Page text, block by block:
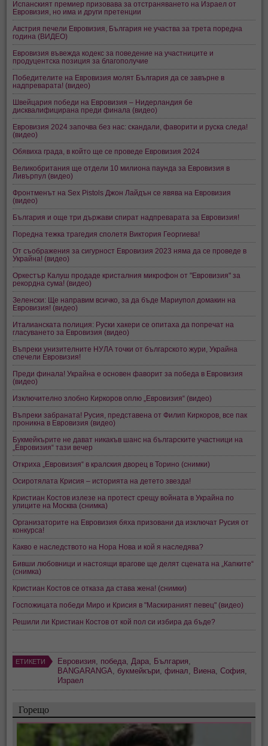
Испанският премиер призовава за отстраняването на Израел от
Евровизия, но има и други претенции
Австрия печели Евровизия, България не участва за трета поредна
година (ВИДЕО)
Евровизия въвежда кодекс за поведение на участниците и
продуцентска позиция за благополучие
Победителите на Евровизия молят България да се завърне в
надпреварата! (видео)
Швейцария победи на Евровизия – Нидерландия бе
дисквалифицирана преди финала (видео)
Евровизия 2024 започва без нас: скандали, фаворити и руска следа!
(видео)
Обявиха града, в който ще се проведе Евровизия 2024
Великобритания ще отдели 10 милиона паунда за Евровизия в
Ливърпул (видео)
Фронтменът на Sex Pistols Джон Лайдън се явява на Евровизия
(видео)
България и още три държави спират надпреварата за Евровизия!
Поредна тежка трагедия сполетя Виктория Георгиева!
От съображения за сигурност Евровизия 2023 няма да се проведе в
Украйна! (видео)
Оркестър Калуш продаде кристалния микрофон от "Евровизия" за
рекордна сума! (видео)
Зеленски: Ще направим всичко, за да бъде Мариупол домакин на
Евровизия! (видео)
Италианската полиция: Руски хакери се опитаха да попречат на
гласуването за Евровизия (видео)
Въпреки унизителните НУЛА точки от българското жури, Украйна
спечели Евровизия!
Преди финала! Украйна е основен фаворит за победа в Евровизия
(видео)
Изключително злобно Киркоров оплю „Евровизия“ (видео)
Въпреки забраната! Русия, представена от Филип Киркоров, все пак
проникна в Евровизия (видео)
Букмейкърите не дават никакъв шанс на българските участници на
„Евровизия“ тази вечер
Откриха „Евровизия“ в кралския дворец в Торино (снимки)
Осиротялата Крисия – историята на детето звезда!
Кристиан Костов излезе на протест срещу войната в Украйна по
улиците на Москва (снимка)
Организаторите на Евровизия бяха призовани да изключат Русия от
конкурса!
Какво е наследството на Нора Нова и кой я наследява?
Бивши любовници и настоящи врагове ще делят сцената на „Капките“
(снимка)
Кристиан Костов се отказа да става жена! (снимки)
Госпожицата победи Миро и Крисия в "Маскираният певец" (видео)
Решили ли Кристиан Костов от кой пол си избира да бъде?
ЕТИКЕТИ Евровизия, победа,Дара, България,
BANGARANGA, букмейкъри,финал, Виена,София,
Израел
Горещо